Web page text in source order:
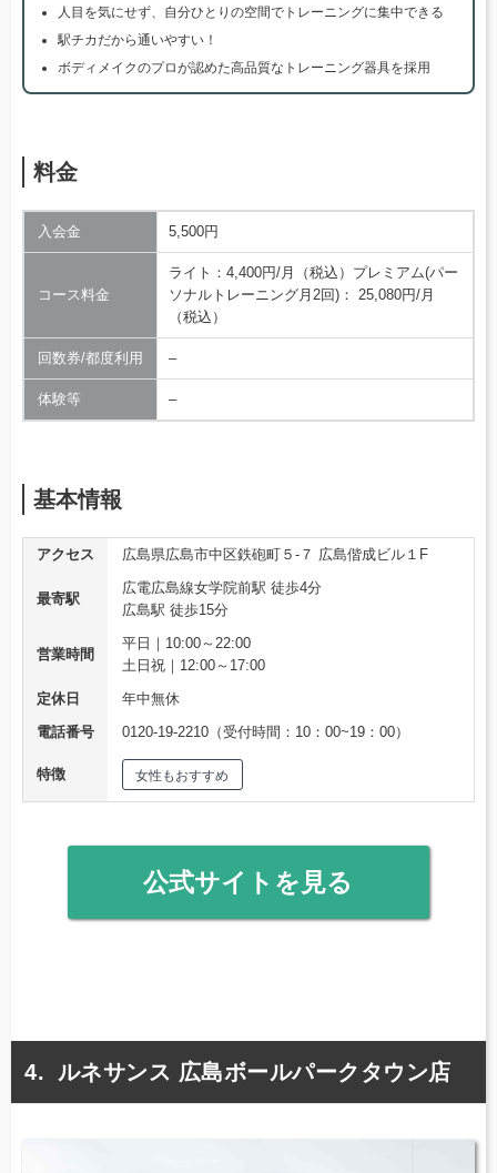
人目を気にせず、自分ひとりの空間でトレーニングに集中できる
駅チカだから通いやすい！
ボディメイクのプロが認めた高品質なトレーニング器具を採用
料金
入会金 5,500円
コース料金
ライト：4,400円/月（税込）プレミアム(パー
ソナルトレーニング月2回)： 25,080円/月
（税込）
回数券/都度利用 –
体験等 –
基本情報
アクセス 広島県広島市中区鉄砲町５-７ 広島偕成ビル１F
最寄駅
広電広島線女学院前駅 徒歩4分
広島駅 徒歩15分
営業時間
平日｜10:00～22:00
土日祝｜12:00～17:00
定休日
年中無休
電話番号
0120-19-2210（受付時間：10：00~19：00）
特徴 女性もおすすめ
公式サイトを見る
ルネサンス 広島ボールパークタウン店